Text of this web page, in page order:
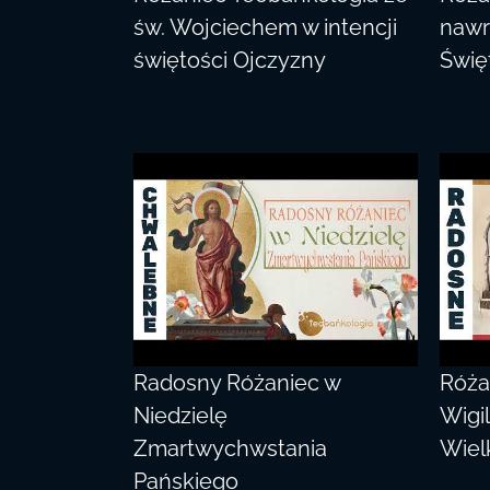
św. Wojciechem w intencji
świętości Ojczyzny
Radosny Różaniec w
Niedzielę
Zmartwychwstania
Pańskiego